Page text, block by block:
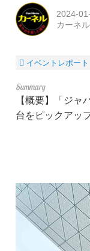
2024-
カーネ
イベントレポート
【概要】「ジ
台をピックアッ